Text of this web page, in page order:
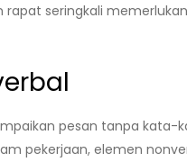
seringkali
pesan tanpa kata-
pekerjaan, elemen